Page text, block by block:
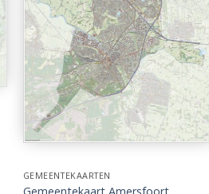
GEMEENTEKAARTEN